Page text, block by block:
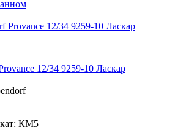
12/34 9259-10 Ласкар
КМ5